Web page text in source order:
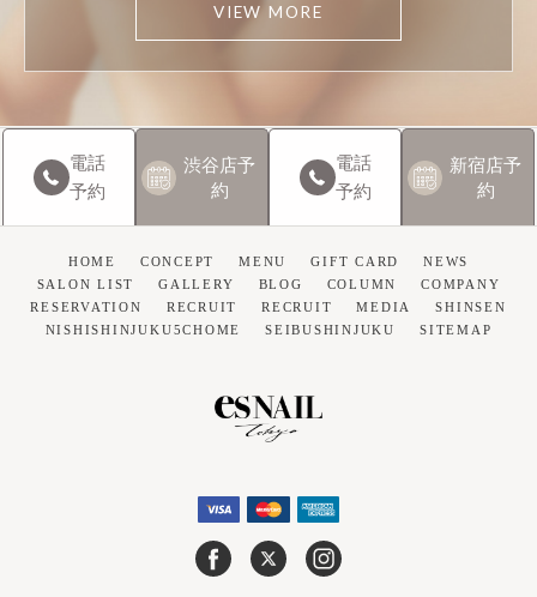
VIEW MORE
電話
予約
渋谷店予
約
電話
予約
新宿店予
約
HOME CONCEPT MENU GIFT CARD
NEWS
SALON LIST
GALLERY BLOG COLUMN
COMPANY
RESERVATION
RECRUIT RECRUIT MEDIA
SHINSEN
NISHISHINJUKU5CHOME
SEIBUSHINJUKU SITEMAP